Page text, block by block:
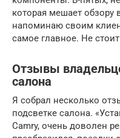
которая мешает
напоминаю своим
самое главное. Не
Отзывы
салона
Я собрал несколько
подсветке салона.
Camry, очень доволен